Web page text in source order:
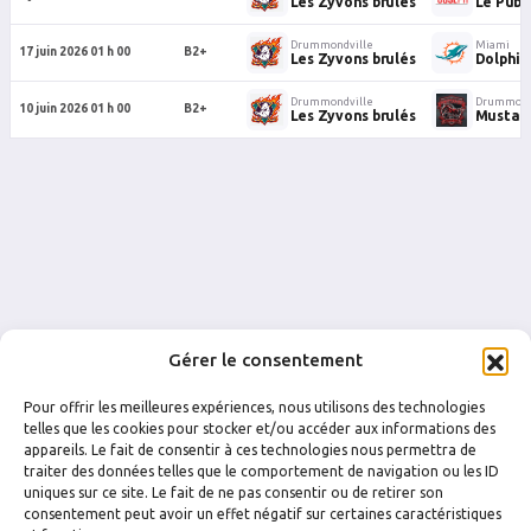
Gérer le consentement
Pour offrir les meilleures expériences, nous utilisons des technologies
telles que les cookies pour stocker et/ou accéder aux informations des
appareils. Le fait de consentir à ces technologies nous permettra de
traiter des données telles que le comportement de navigation ou les ID
uniques sur ce site. Le fait de ne pas consentir ou de retirer son
consentement peut avoir un effet négatif sur certaines caractéristiques
17 juin 2026 01 h 00 B2+
Drummondville
Les Zyvons brulés
Miami
10 juin 2026 01 h 00 B2+
Drummondville
Les Zyvons brulés
FACEBOOK INSTAGRAM